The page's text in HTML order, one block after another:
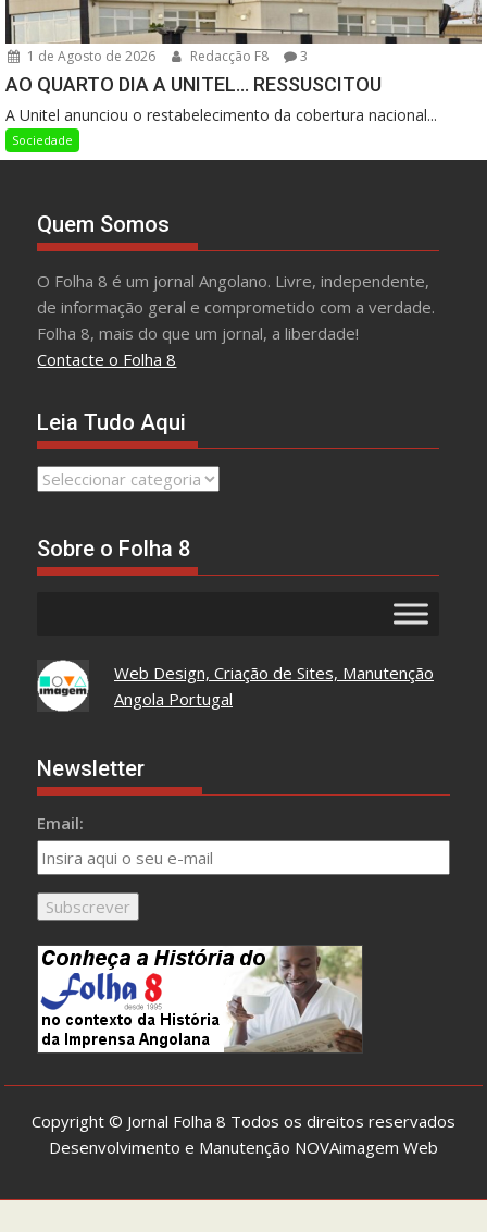
1 de Agosto de 2026 Redacção F8 3
AO QUARTO DIA A UNITEL… RESSUSCITOU
A Unitel anunciou o restabelecimento da cobertura nacional...
Sociedade
Quem Somos
O Folha 8 é um jornal Angolano. Livre, independente,
de informação geral e comprometido com a verdade.
Folha 8, mais do que um jornal, a liberdade!
Contacte o Folha 8
Leia Tudo Aqui
Leia
Sobre o Folha 8
Web Design, Criação de Sites, Manutenção
Angola Portugal
Newsletter
Email:
Copyright © Jornal Folha 8 Todos os direitos reservados
Desenvolvimento e Manutenção NOVAimagem Web